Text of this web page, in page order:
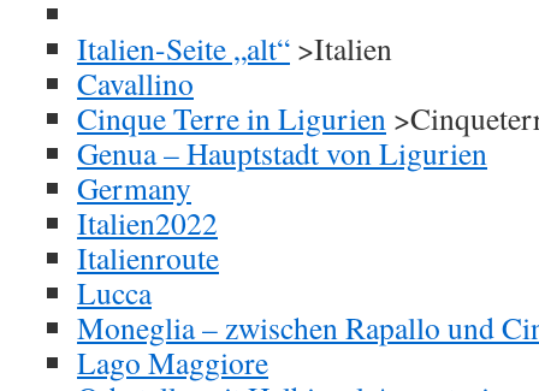
Italien-Seite „alt“ >Italien
Cavallino
Cinque Terre in Ligurien
Genua – Hauptstadt von Ligurien
Germany
Italien2022
Italienroute
Lucca
Moneglia – zwischen Rapallo und
Lago Maggiore